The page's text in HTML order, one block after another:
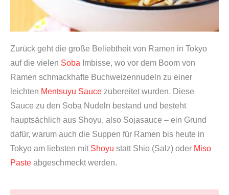
Zurück geht die große Beliebtheit von Ramen in Tokyo
auf die vielen Soba Imbisse, wo vor dem Boom von
Ramen schmackhafte Buchweizennudeln zu einer
leichten Mentsuyu Sauce zubereitet wurden. Diese
Sauce zu den Soba Nudeln bestand und besteht
hauptsächlich aus Shoyu, also Sojasauce – ein Grund
dafür, warum auch die Suppen für Ramen bis heute in
Tokyo am liebsten mit Shoyu statt Shio (Salz) oder Miso
Paste abgeschmeckt werden.